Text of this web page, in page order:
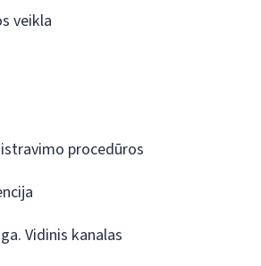
veikla
procedūros
Vidinis kanalas